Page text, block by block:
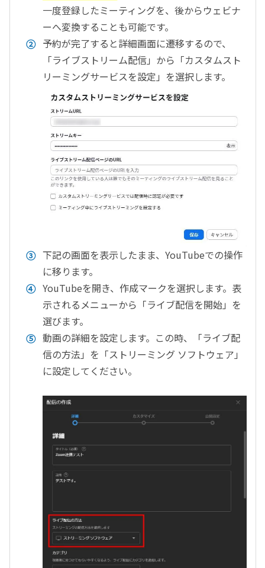
一度登録したミーティングを、後からウェビナ
ーへ変換することも可能です。
予約が完了すると詳細画面に遷移するので、
「ライブストリーム配信」から「カスタムスト
リーミングサービスを設定」を選択します。
下記の画面を表示したまま、YouTubeでの操作
に移ります。
YouTubeを開き、作成マークを選択します。表
示されるメニューから「ライブ配信を開始」を
選びます。
動画の詳細を設定します。この時、「ライブ配
信の方法」を「ストリーミング ソフトウェア」
に設定してください。